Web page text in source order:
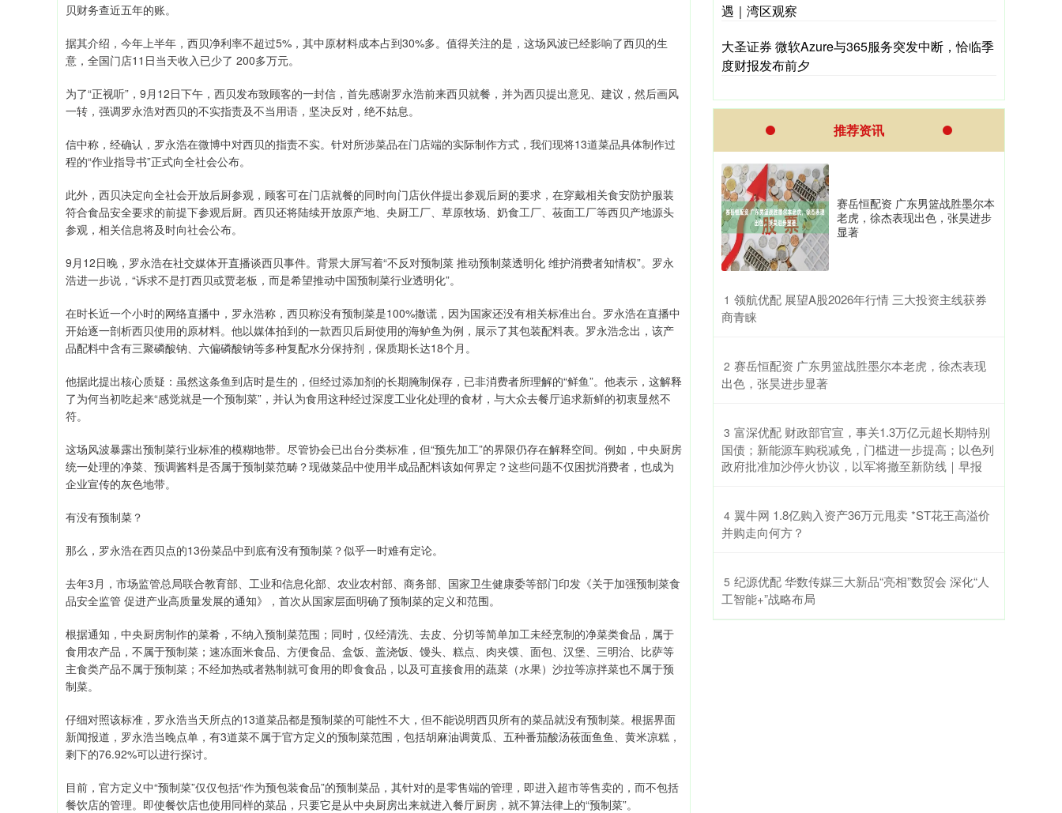
贝财务查近五年的账。
据其介绍，今年上半年，西贝净利率不超过5%，其中原材料成本占到30%多。值得关注的是，这场风波已经影响了西贝的生
意，全国门店11日当天收入已少了 200多万元。
为了“正视听”，9月12日下午，西贝发布致顾客的一封信，首先感谢罗永浩前来西贝就餐，并为西贝提出意见、建议，然后画风
一转，强调罗永浩对西贝的不实指责及不当用语，坚决反对，绝不姑息。
信中称，经确认，罗永浩在微博中对西贝的指责不实。针对所涉菜品在门店端的实际制作方式，我们现将13道菜品具体制作过
程的“作业指导书”正式向全社会公布。
此外，西贝决定向全社会开放后厨参观，顾客可在门店就餐的同时向门店伙伴提出参观后厨的要求，在穿戴相关食安防护服装
符合食品安全要求的前提下参观后厨。西贝还将陆续开放原产地、央厨工厂、草原牧场、奶食工厂、莜面工厂等西贝产地源头
参观，相关信息将及时向社会公布。
9月12日晚，罗永浩在社交媒体开直播谈西贝事件。背景大屏写着“不反对预制菜 推动预制菜透明化 维护消费者知情权”。罗永
浩进一步说，“诉求不是打西贝或贾老板，而是希望推动中国预制菜行业透明化”。
在时长近一个小时的网络直播中，罗永浩称，西贝称没有预制菜是100%撒谎，因为国家还没有相关标准出台。罗永浩在直播中
开始逐一剖析西贝使用的原材料。他以媒体拍到的一款西贝后厨使用的海鲈鱼为例，展示了其包装配料表。罗永浩念出，该产
品配料中含有三聚磷酸钠、六偏磷酸钠等多种复配水分保持剂，保质期长达18个月。
他据此提出核心质疑：虽然这条鱼到店时是生的，但经过添加剂的长期腌制保存，已非消费者所理解的“鲜鱼”。他表示，这解释
了为何当初吃起来“感觉就是一个预制菜”，并认为食用这种经过深度工业化处理的食材，与大众去餐厅追求新鲜的初衷显然不
符。
这场风波暴露出预制菜行业标准的模糊地带。尽管协会已出台分类标准，但“预先加工”的界限仍存在解释空间。例如，中央厨房
统一处理的净菜、预调酱料是否属于预制菜范畴？现做菜品中使用半成品配料该如何界定？这些问题不仅困扰消费者，也成为
企业宣传的灰色地带。
有没有预制菜？
那么，罗永浩在西贝点的13份菜品中到底有没有预制菜？似乎一时难有定论。
去年3月，市场监管总局联合教育部、工业和信息化部、农业农村部、商务部、国家卫生健康委等部门印发《关于加强预制菜食
品安全监管 促进产业高质量发展的通知》，首次从国家层面明确了预制菜的定义和范围。
根据通知，中央厨房制作的菜肴，不纳入预制菜范围；同时，仅经清洗、去皮、分切等简单加工未经烹制的净菜类食品，属于
食用农产品，不属于预制菜；速冻面米食品、方便食品、盒饭、盖浇饭、馒头、糕点、肉夹馍、面包、汉堡、三明治、比萨等
主食类产品不属于预制菜；不经加热或者熟制就可食用的即食食品，以及可直接食用的蔬菜（水果）沙拉等凉拌菜也不属于预
制菜。
仔细对照该标准，罗永浩当天所点的13道菜品都是预制菜的可能性不大，但不能说明西贝所有的菜品就没有预制菜。根据界面
新闻报道，罗永浩当晚点单，有3道菜不属于官方定义的预制菜范围，包括胡麻油调黄瓜、五种番茄酸汤莜面鱼鱼、黄米凉糕，
剩下的76.92%可以进行探讨。
目前，官方定义中“预制菜”仅仅包括“作为预包装食品”的预制菜品，其针对的是零售端的管理，即进入超市等售卖的，而不包括
餐饮店的管理。即使餐饮店也使用同样的菜品，只要它是从中央厨房出来就进入餐厅厨房，就不算法律上的“预制菜”。
遇｜湾区观察
大圣证券 微软Azure与365服务突发中断，恰临季
度财报发布前夕
推荐资讯
赛岳恒配资 广东男篮战胜墨尔本
老虎，徐杰表现出色，张昊进步
显著
1 ​领航优配 展望A股2026年行情 三大投资主线获券
商青睐
2 ​赛岳恒配资 广东男篮战胜墨尔本老虎，徐杰表现
出色，张昊进步显著
3 ​富深优配 财政部官宣，事关1.3万亿元超长期特别
国债；新能源车购税减免，门槛进一步提高；以色列
政府批准加沙停火协议，以军将撤至新防线｜早报
4 ​翼牛网 1.8亿购入资产36万元甩卖 *ST花王高溢价
并购走向何方？
5 ​纪源优配 华数传媒三大新品“亮相”数贸会 深化“人
工智能+”战略布局